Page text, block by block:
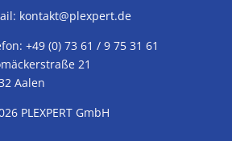
kontakt@plexpert.de
+49 (0) 73 61 / 9 75 31 61
21
Aalen
PLEXPERT GmbH